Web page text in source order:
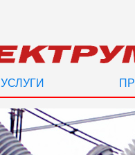
УСЛУГИ